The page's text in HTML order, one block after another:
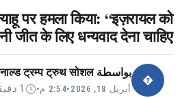
पर हमला किया: “इज़रायल को
जीत के लिए धन्यवाद देना चाहिए
�
بواسطةट्रम्प ट्रुथ सोशल
أبريل 18, 2026 •2:54 م • 1 دقيقة قراءة